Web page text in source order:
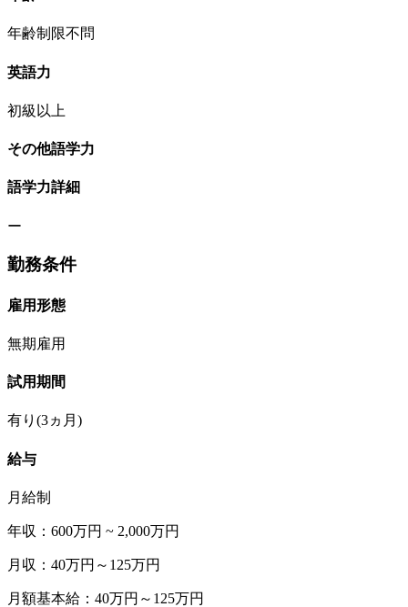
年齢制限不問
英語力
初級以上
その他語学力
語学力詳細
ー
勤務条件
雇用形態
無期雇用
試用期間
有り(3ヵ月)
給与
月給制
年収：600万円 ~ 2,000万円
月収：40万円～125万円
月額基本給：40万円～125万円